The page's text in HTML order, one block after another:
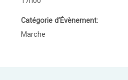
Catégorie d’Évènement:
Marche